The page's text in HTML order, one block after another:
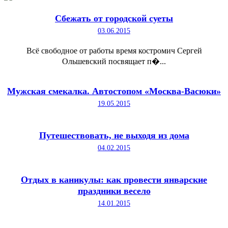
Сбежать от городской суеты
03.06.2015
Всё свободное от работы время костромич Сергей
Ольшевский посвящает п�...
Мужская смекалка. Автостопом «Москва-Васюки»
19.05.2015
Путешествовать, не выходя из дома
04.02.2015
Отдых в каникулы: как провести январские
праздники весело
14.01.2015